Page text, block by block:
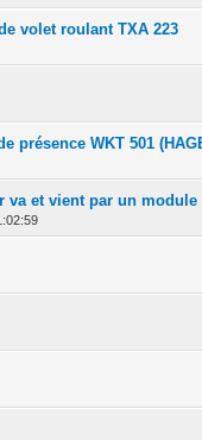
volet roulant TXA 223
présence WKT 501
va et vient par un module